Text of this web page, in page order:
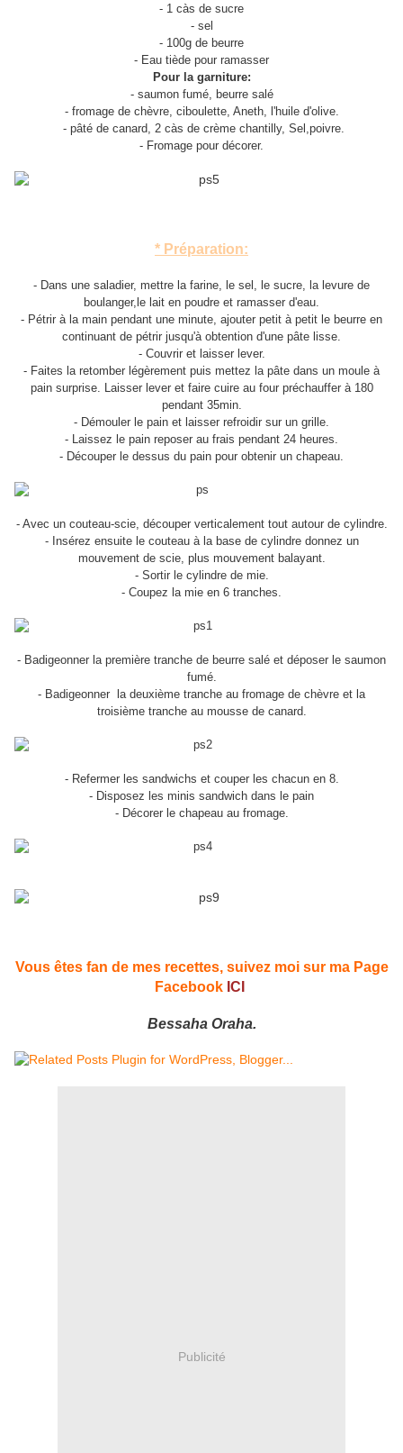
- 1 càs de sucre
- sel
- 100g de beurre
- Eau tiède pour ramasser
Pour la garniture:
- saumon fumé, beurre salé
- fromage de chèvre, ciboulette, Aneth, l'huile d'olive.
- pâté de canard, 2 càs de crème chantilly, Sel,poivre.
- Fromage pour décorer.
* Préparation:
- Dans une saladier, mettre la farine, le sel, le sucre, la levure de
boulanger,le lait en poudre et ramasser d'eau.
- Pétrir à la main pendant une minute, ajouter petit à petit le beurre en
continuant de pétrir jusqu'à obtention d'une pâte lisse.
- Couvrir et laisser lever.
- Faites la retomber légèrement puis mettez la pâte dans un moule à
pain surprise. Laisser lever et faire cuire au four préchauffer à 180
pendant 35min.
- Démouler le pain et laisser refroidir sur un grille.
- Laissez le pain reposer au frais pendant 24 heures.
- Découper le dessus du pain pour obtenir un chapeau.
- Avec un couteau-scie, découper verticalement tout autour de cylindre.
- Insérez ensuite le couteau à la base de cylindre donnez un
mouvement de scie, plus mouvement balayant.
- Sortir le cylindre de mie.
- Coupez la mie en 6 tranches.
- Badigeonner la première tranche de beurre salé et déposer le saumon
fumé.
- Badigeonner la deuxième tranche au fromage de chèvre et la
troisième tranche au mousse de canard.
- Refermer les sandwichs et couper les chacun en 8.
- Disposez les minis sandwich dans le pain
- Décorer le chapeau au fromage.
Vous êtes fan de mes recettes, suivez moi sur ma Page
Facebook ICI
Bessaha Oraha.
Publicité